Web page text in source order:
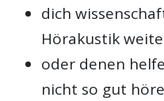
dich
Hörakustik
oder denen
nicht so gut